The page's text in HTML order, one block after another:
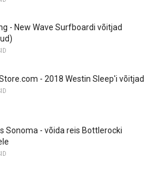
- New Wave Surfboardi võitjad
- 2018 Westin Sleep'i võitjad
Sonoma - võida reis Bottlerocki